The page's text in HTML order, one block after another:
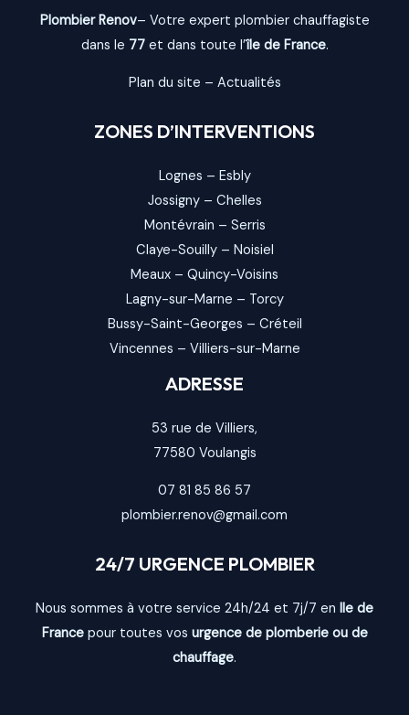
Plombier Renov– Votre expert plombier chauffagiste
dans le 77et dans toute l’île de France.
Plan du site – Actualités
ZONES D’INTERVENTIONS
Lognes – Esbly
Jossigny– Chelles
Montévrain – Serris
Claye-Souilly– Noisiel
Meaux – Quincy-Voisins
Lagny-sur-Marne – Torcy
Bussy-Saint-Georges – Créteil
Vincennes – Villiers-sur-Marne
ADRESSE
53 rue de Villiers,
77580 Voulangis
07 81 85 86 57
plombier.renov@gmail.com
24/7 URGENCE PLOMBIER
Nous sommes à votre service 24h/24 et 7j/7 en Ile de
Francepour toutes vos urgence de plomberie ou de
chauffage.